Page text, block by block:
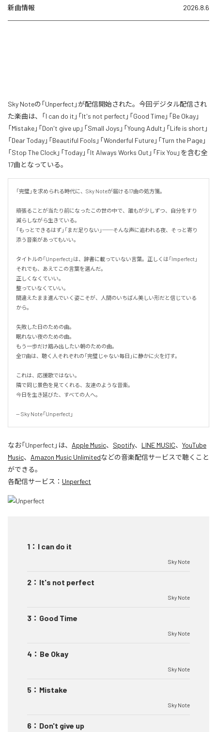
新曲情報 2026.8.6
Sky Noteの「Unperfect」が配信開始された。今回デジタル配信され
た楽曲は、「I can do it」「It's not perfect」「Good Time」「Be Okay」
「Mistake」「Don't give up」「Small Joys」「Young Adult」「Life is short」
「Dear Today」「Beautiful Fools」「Wonderful Future」「Turn the Page」
「Stop The Clock」「Today」「It Always Works Out」「Fix You」を含む全
17曲となっている。
「完璧」を求められる時代に、Sky Noteが届ける17曲の処方箋。
頑張ることが当たり前になったこの世の中で、誰もが少しずつ、自分をすり
減らしながら生きている。
「もっとできるはず」「まだ足りない」──そんな声に追われる夜、そっと寄り
添う音楽があってもいい。
タイトルの「Unperfect」は、辞書に載っていない言葉。正しくは「Imperfect」
それでも、あえてこの言葉を選んだ。
正しくなくていい。
整っていなくていい。
間違えたまま進んでいく姿こそが、人間のいちばん美しい形だと信じている
から。
失敗した日のための曲。
眠れない夜のための曲。
もう一歩だけ踏み出したい朝のための曲。
全17曲は、聴く人それぞれの「完璧じゃない毎日」に静かに火を灯す。
これは、応援歌ではない。
隣で同じ景色を見てくれる、友達のような音楽。
今日を生き延びた、すべての人へ。
-- Sky Note「Unperfect」
なお「Unperfect 」は、 Apple Music、 Spotify、 LINE MUSIC、 YouTube
Music、 Amazon Music Unlimitedなどの音楽配信サービスで聴くこと
ができる。
各配信サービス： Unperfect
1 ： I can do it
Sky Note
2 ： It's not perfect
Sky Note
3 ： Good Time
Sky Note
4 ： Be Okay
Sky Note
5 ： Mistake
Sky Note
6 ： Don't give up